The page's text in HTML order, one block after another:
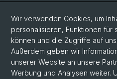
Quick Links
Kontakt
Wichtige Links & Fotogalerie
Wir verwenden Cookies, um
personalisieren, Funktionen für
können und die Zugriffe auf
Außerdem geben wir
unserer Website an unsere
Werbung und Analysen weiter.